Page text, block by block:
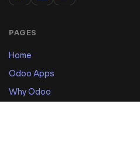
PAGES
Home
Odoo Apps
Why Odoo